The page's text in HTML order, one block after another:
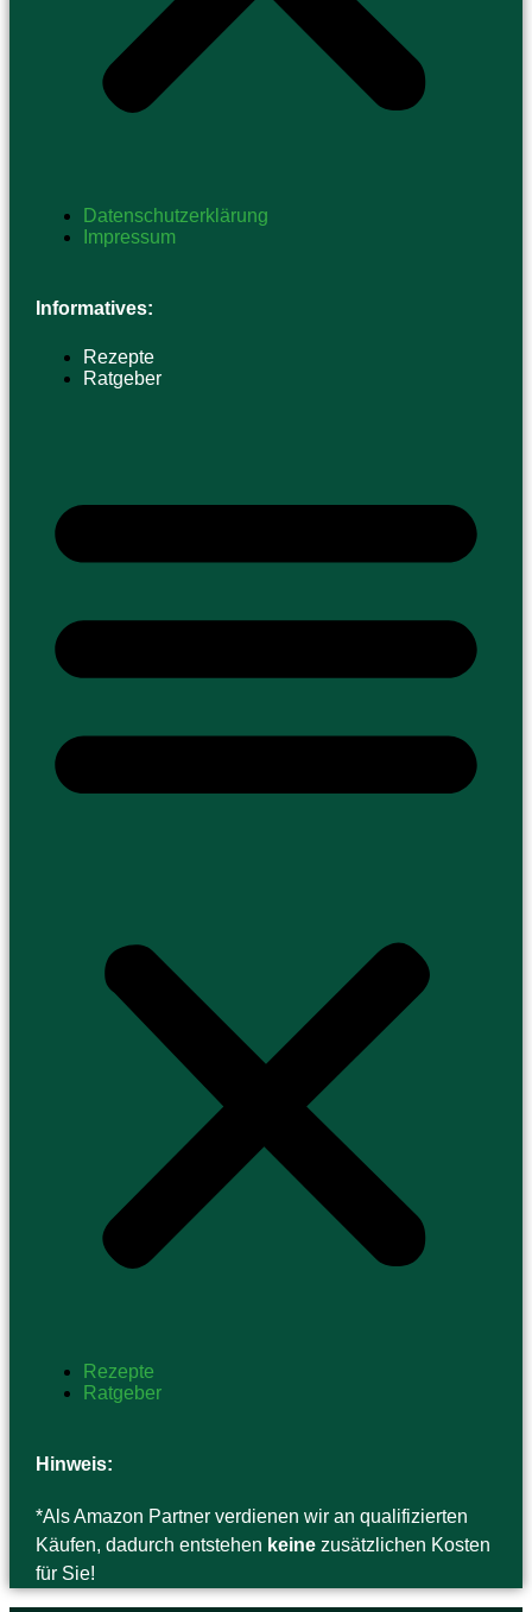
Datenschutzerklärung
Impressum
Informatives:
Rezepte
Ratgeber
Rezepte
Ratgeber
Hinweis:
*Als Amazon Partner verdienen wir an qualifizierten
Käufen, dadurch entstehen keinezusätzlichen Kosten
für Sie!